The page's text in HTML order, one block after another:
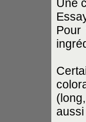
Une
Pour